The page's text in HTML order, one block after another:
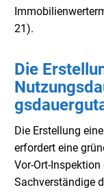
21).
Die
Die Erstellung
erfordert eine
Vor-Ort-
Sachverständige